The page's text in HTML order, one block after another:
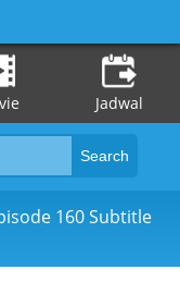
Jadwal
160 Subtitle